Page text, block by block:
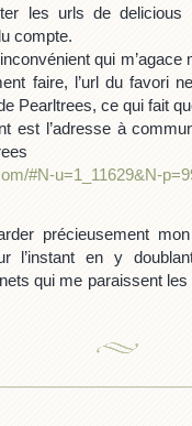
les urls de
compte.
qui
faire, l’url du favori
Pearltrees, ce qui fait
est l’adresse à
#N-u=1_11629&N-
précieusement
l’instant en y
qui me paraissent